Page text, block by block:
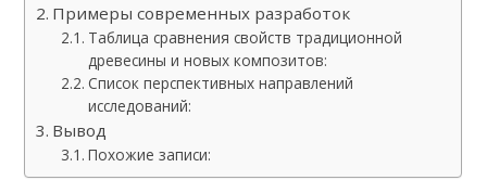
Примеры современных разработок
Таблица сравнения свойств традиционной
древесины и новых композитов:
Список перспективных направлений
исследований:
Вывод
Похожие записи: